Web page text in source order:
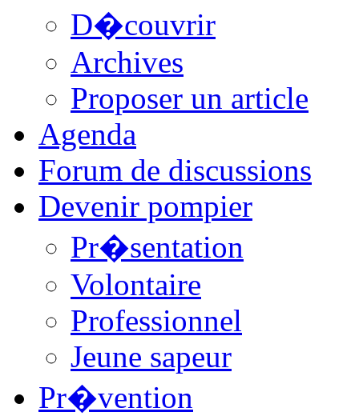
D�couvrir
Archives
Proposer un article
Agenda
Forum de discussions
Devenir pompier
Pr�sentation
Volontaire
Professionnel
Jeune sapeur
Pr�vention